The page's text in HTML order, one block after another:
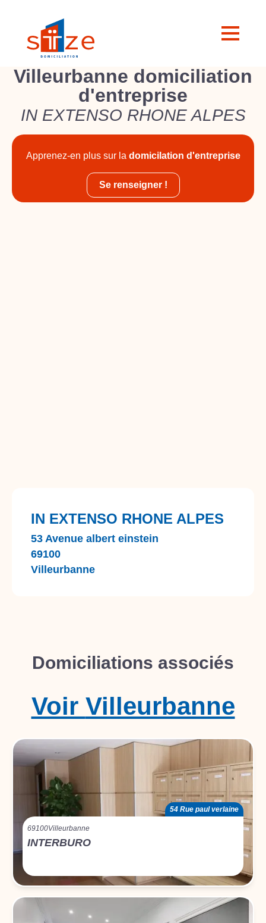
Villeurbanne domiciliation
d'entreprise
IN EXTENSO RHONE ALPES
Apprenez-en plus sur la domicilation d'entreprise
Se renseigner !
IN EXTENSO RHONE ALPES
53 Avenue albert einstein
69100
Villeurbanne
Domiciliations associés
Villeurbanne
Voir
54 Rue paul verlaine
69100Villeurbanne
INTERBURO